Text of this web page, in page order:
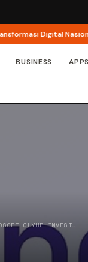
Digital Nasional
BUSINESS APPS
GUYUR INVEST…